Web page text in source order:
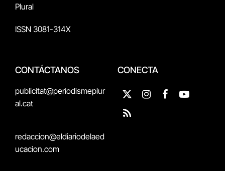
Plural
ISSN 3081-314X
CONTÁCTANOS
publicitat@periodismeplur
al.cat
redaccion@eldiariodelaed
ucacion.com
CONECTA
X
(Twitter)
InstagramFacebookYouTube
RSS